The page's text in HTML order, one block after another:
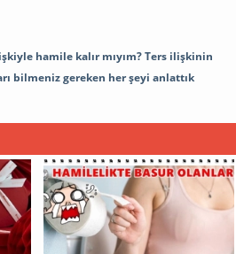
hamile kalır mıyım? Ters ilişkinin
bilmeniz gereken her şeyi anlattık